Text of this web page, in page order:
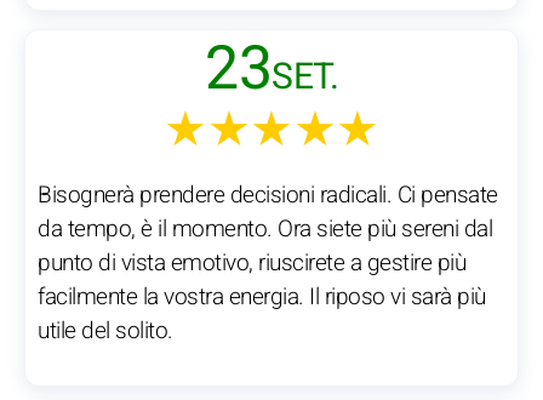
23SET.
★★★★★
Bisognerà prendere decisioni radicali. Ci pensate
da tempo, è il momento. Ora siete più sereni dal
punto di vista emotivo, riuscirete a gestire più
facilmente la vostra energia. Il riposo vi sarà più
utile del solito.